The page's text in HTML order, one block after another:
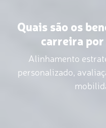
Quais são os
carreira
Alinhamento
personalizado,